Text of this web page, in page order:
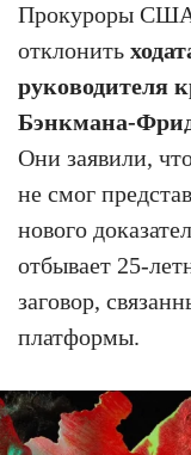
Прокуроры США
отклонить
руководителя
Бэнкмана-
Они заявили,
не смог
нового
отбывает 25-
заговор,
платформы.